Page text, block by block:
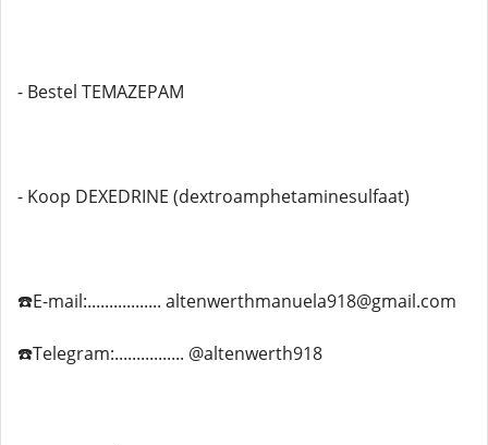
- Bestel TEMAZEPAM
- Koop DEXEDRINE (dextroamphetaminesulfaat)
☎️E-mail:................. altenwerthmanuela918@gmail.com
☎️Telegram:................ @altenwerth918